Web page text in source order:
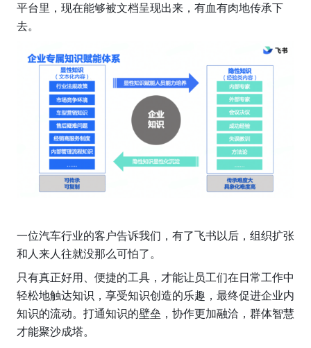
平台里，现在能够被文档呈现出来，有血有肉地传承下
去。
一位汽车行业的客户告诉我们，有了飞书以后，组织扩张
和人来人往就没那么可怕了。
只有真正好用、便捷的工具，才能让员工们在日常工作中
轻松地触达知识，享受知识创造的乐趣，最终促进企业内
知识的流动。打通知识的壁垒，协作更加融洽，群体智慧
才能聚沙成塔。